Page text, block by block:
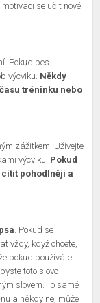
se učit nové
Pokud pes
výcviku. Někdy
tréninku nebo
zážitkem. Užívejte
výcviku. Pokud
pohodlněji a
. Pokud se
vždy, když chcete,
pokud používáte
toto slovo
slovem. To samé
a někdy ne, může